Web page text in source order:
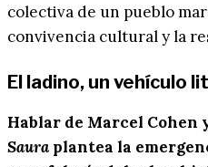
colectiva de un pueblo
convivencia cultural y la
El ladino, un vehículo
Hablar de Marcel Cohen
Saura plantea la